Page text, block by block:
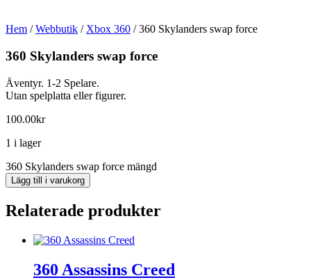
Hem /Webbutik / Xbox 360 / 360 Skylanders swap force
360 Skylanders swap force
Äventyr. 1-2 Spelare.
Utan spelplatta eller figurer.
100.00kr
1 i lager
360 Skylanders swap force mängd
Lägg till i varukorg
Relaterade produkter
360 Assassins Creed